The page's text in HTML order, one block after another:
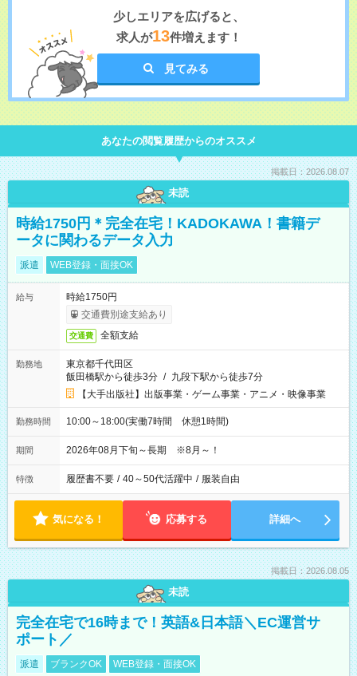
少しエリアを広げると、
求人が13件増えます！
見てみる
あなたの閲覧履歴からのオススメ
掲載日：2026.08.07
未読
時給1750円＊完全在宅！KADOKAWA！書籍デ
ータに関わるデータ入力
派遣 WEB登録・面接OK
給与
時給1750円
交通費別途支給あり
交通費 全額支給
勤務地
東京都千代田区
飯田橋駅から徒歩3分 / 九段下駅から徒歩7分
【大手出版社】出版事業・ゲーム事業・アニメ・映像事業
勤務時間 10:00～18:00(実働7時間 休憩1時間)
期間 2026年08月下旬～長期 ※8月～！
特徴 履歴書不要 / 40～50代活躍中 / 服装自由
気になる！ 応募する 詳細へ
掲載日：2026.08.05
未読
完全在宅で16時まで！英語&日本語＼EC運営サ
ポート／
派遣 ブランクOK WEB登録・面接OK